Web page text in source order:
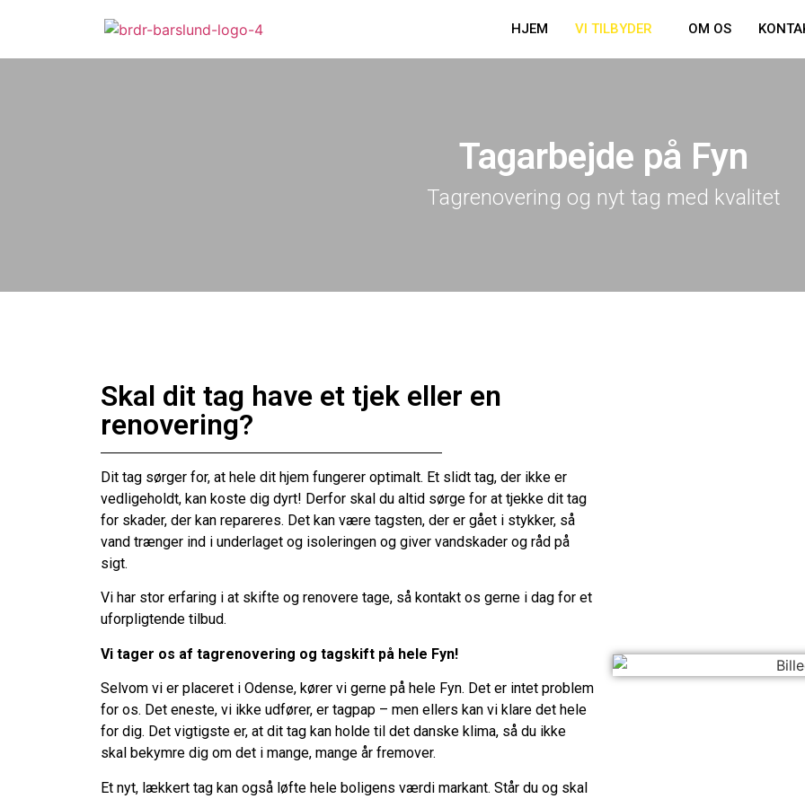
HJEM VI TILBYDER OM OS
Tagarbejde på Fyn
Tagrenovering og nyt tag med kvalitet
Skal dit tag have et tjek eller en
renovering?
Dit tag sørger for, at hele dit hjem fungerer optimalt. Et slidt tag, der ikke er
vedligeholdt, kan koste dig dyrt! Derfor skal du altid sørge for at tjekke dit tag
for skader, der kan repareres. Det kan være tagsten, der er gået i stykker, så
vand trænger ind i underlaget og isoleringen og giver vandskader og råd på
sigt.
Vi har stor erfaring i at skifte og renovere tage, så kontakt os gerne i dag for et
uforpligtende tilbud.
Vi tager os af tagrenovering og tagskift på hele Fyn!
Selvom vi er placeret i Odense, kører vi gerne på hele Fyn. Det er intet problem
for os. Det eneste, vi ikke udfører, er tagpap – men ellers kan vi klare det hele
for dig. Det vigtigste er, at dit tag kan holde til det danske klima, så du ikke
skal bekymre dig om det i mange, mange år fremover.
Et nyt, lækkert tag kan også løfte hele boligens værdi markant. Står du og skal